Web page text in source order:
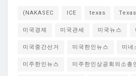
(NAKASEC ICE texas
미국경제 미국관세 미국뉴스
미국중간선거 미국한인뉴스 미네
미주한인뉴스 미주한인상공회의소총